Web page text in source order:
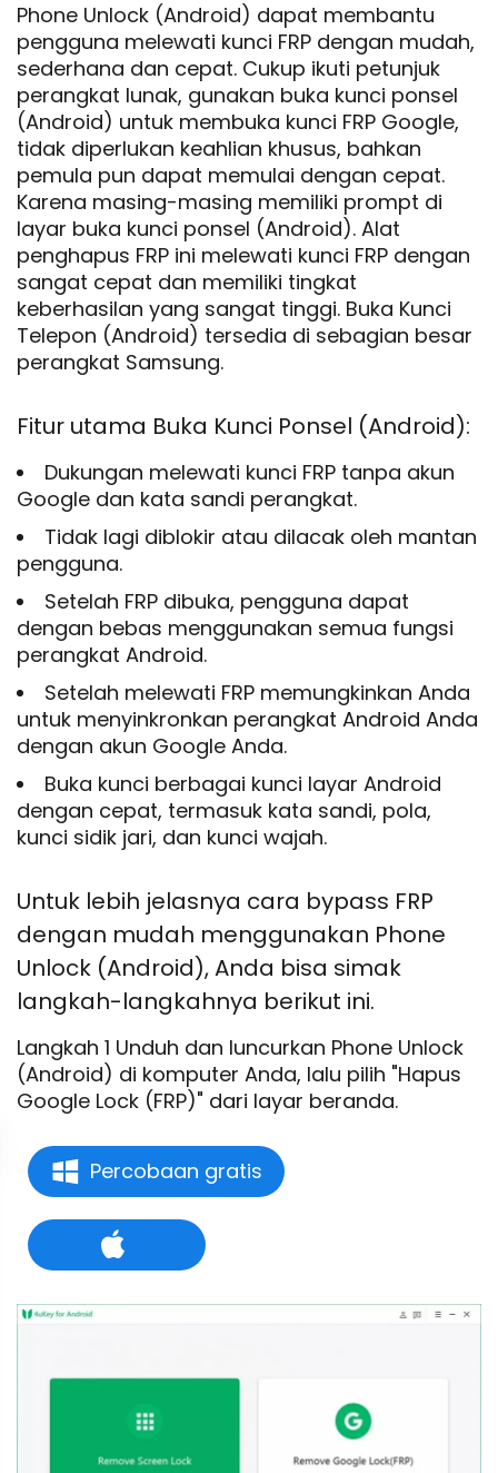
Phone Unlock (Android) dapat membantu
pengguna melewati kunci FRP dengan mudah,
sederhana dan cepat. Cukup ikuti petunjuk
perangkat lunak, gunakan buka kunci ponsel
(Android) untuk membuka kunci FRP Google,
tidak diperlukan keahlian khusus, bahkan
pemula pun dapat memulai dengan cepat.
Karena masing-masing memiliki prompt di
layar buka kunci ponsel (Android). Alat
penghapus FRP ini melewati kunci FRP dengan
sangat cepat dan memiliki tingkat
keberhasilan yang sangat tinggi. Buka Kunci
Telepon (Android) tersedia di sebagian besar
perangkat Samsung.
Fitur utama Buka Kunci Ponsel (Android):
Dukungan melewati kunci FRP tanpa akun
Google dan kata sandi perangkat.
Tidak lagi diblokir atau dilacak oleh mantan
pengguna.
Setelah FRP dibuka, pengguna dapat
dengan bebas menggunakan semua fungsi
perangkat Android.
Setelah melewati FRP memungkinkan Anda
untuk menyinkronkan perangkat Android Anda
dengan akun Google Anda.
Buka kunci berbagai kunci layar Android
dengan cepat, termasuk kata sandi, pola,
kunci sidik jari, dan kunci wajah.
Untuk lebih jelasnya cara bypass FRP
dengan mudah menggunakan Phone
Unlock (Android), Anda bisa simak
langkah-langkahnya berikut ini.
Langkah 1 Unduh dan luncurkan Phone Unlock
(Android) di komputer Anda, lalu pilih "Hapus
Google Lock (FRP)" dari layar beranda.
Percobaan gratis